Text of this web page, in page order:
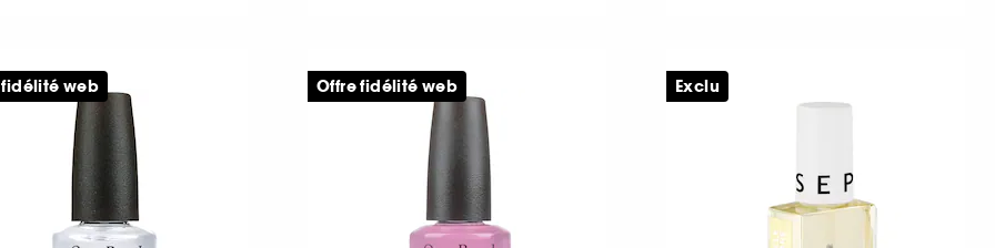
fidélité web Offre fidélité web Exclu